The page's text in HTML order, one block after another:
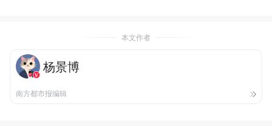
本文作者
杨景博
南方都市报编辑